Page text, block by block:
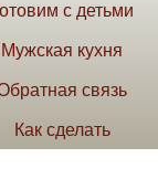
с детьми
Мужская кухня
связь
Как сделать